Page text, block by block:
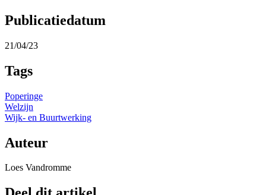
Publicatiedatum
21/04/23
Tags
Poperinge
Welzijn
Wijk- en Buurtwerking
Auteur
Loes Vandromme